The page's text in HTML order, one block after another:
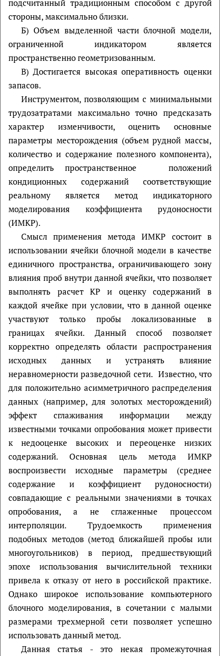
подсчитанный традиционным способом с другой
стороны, максимально близки.
Б) Объем выделенной части блочной модели,
ограниченной индикатором является
пространственно геометризованным.
В) Достигается высокая оперативность оценки
запасов.
Инструментом, позволяющим с минимальными
трудозатратами максимально точно предсказать
характер изменчивости, оценить основные
параметры месторождения (объем рудной массы,
количество и содержание полезного компонента),
определить пространственное положений
кондиционных содержаний соответствующие
реальному является метод индикаторного
моделирования коэффициента рудоносности
(ИМКР).
Смысл применения метода ИМКР состоит в
использовании ячейки блочной модели в качестве
единичного пространства, ограничивающего зону
влияния проб внутри данной ячейки, что позволяет
выполнять расчет КР и оценку содержаний в
каждой ячейке при условии, что в данной оценке
участвуют только пробы локализованные в
границах ячейки. Данный способ позволяет
корректно определять области распространения
исходных данных и устранять влияние
неравномерности разведочной сети. Известно, что
для положительно асимметричного распределения
данных (например, для золотых месторождений)
эффект сглаживания информации между
известными точками опробования может привести
к недооценке высоких и переоценке низких
содержаний. Основная цель метода ИМКР
воспроизвести исходные параметры (среднее
содержание и коэффициент рудоносности)
совпадающие с реальными значениями в точках
опробования, а не сглаженные процессом
интерполяции. Трудоемкость применения
подобных методов (метод ближайшей пробы или
многоугольников) в период, предшествующий
эпохе использования вычислительной техники
привела к отказу от него в российской практике.
Однако широкое использование компьютерного
блочного моделирования, в сочетании с малыми
размерами трехмерной сети позволяет успешно
использовать данный метод.
Данная статья - это некая промежуточная